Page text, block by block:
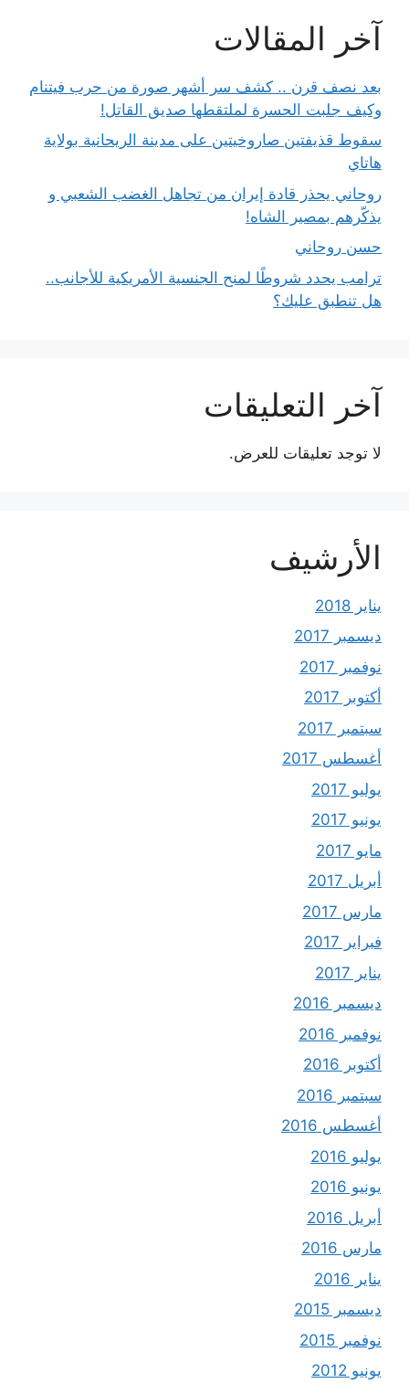
آخر المقالات
بعد نصف قرن .. كشف سر أشهر صورة من حرب فيتنام
وكيف جلبت الحسرة لملتقطها صديق القاتل!
سقوط قذيفتين صاروخيتين على مدينة الريحانية بولاية
هاتاي
روحاني يحذر قادة إيران من تجاهل الغضب الشعبي و
يذكّرهم بمصير الشاه!
حسن روحاني
ترامب يحدد شروطًا لمنح الجنسية الأمريكية للأجانب..
هل تنطبق عليك؟
آخر التعليقات
لا توجد تعليقات للعرض.
الأرشيف
يناير 2018
ديسمبر 2017
نوفمبر 2017
أكتوبر 2017
سبتمبر 2017
أغسطس 2017
يوليو 2017
يونيو 2017
مايو 2017
أبريل 2017
مارس 2017
فبراير 2017
يناير 2017
ديسمبر 2016
نوفمبر 2016
أكتوبر 2016
سبتمبر 2016
أغسطس 2016
يوليو 2016
يونيو 2016
أبريل 2016
مارس 2016
يناير 2016
ديسمبر 2015
نوفمبر 2015
يونيو 2012